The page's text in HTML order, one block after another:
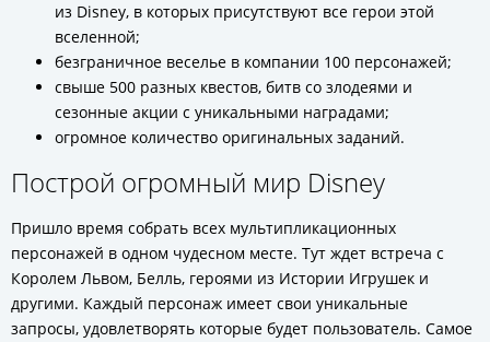
из Disney, в которых присутствуют все герои этой
вселенной;
безграничное веселье в компании 100 персонажей;
свыше 500 разных квестов, битв со злодеями и
сезонные акции с уникальными наградами;
огромное количество оригинальных заданий.
Построй огромный мир Disney
Пришло время собрать всех мультипликационных
персонажей в одном чудесном месте. Тут ждет встреча с
Королем Львом, Белль, героями из Истории Игрушек и
другими. Каждый персонаж имеет свои уникальные
запросы, удовлетворять которые будет пользователь. Самое